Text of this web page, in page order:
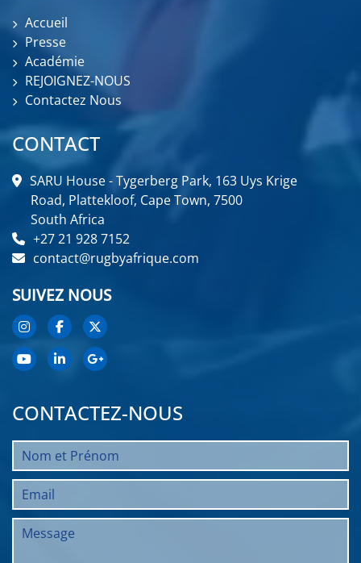
Accueil
Presse
Académie
REJOIGNEZ-NOUS
Contactez Nous
CONTACT
SARU House - Tygerberg Park, 163 Uys Krige
Road, Plattekloof, Cape Town, 7500
South Africa
+27 21 928 7152
contact@rugbyafrique.com
SUIVEZ NOUS
CONTACTEZ-NOUS